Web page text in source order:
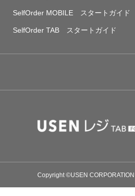
SelfOrder MOBILE スタートガイド
SelfOrder TAB スタートガイド
Copyright ©USEN